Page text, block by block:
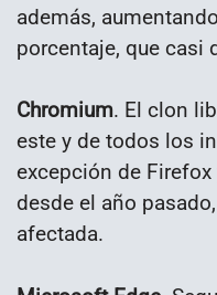
además,
porcentaje, que casi
Chromium. El clon
este y de todos los
excepción de
desde el año
afectada.